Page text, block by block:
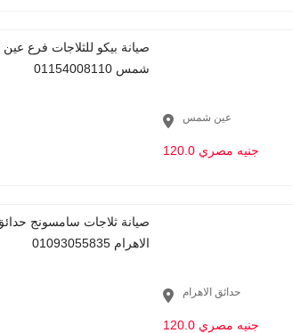
عين شمس
120.0 جنيه مصري
حدائق الاهرام
120.0 جنيه مصري